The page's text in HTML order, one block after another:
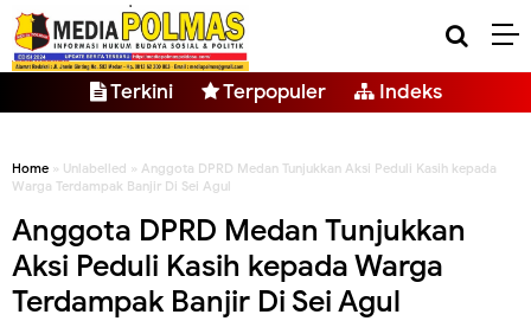
Terkini Terpopuler Indeks
Home » Unlabelled » Anggota DPRD Medan Tunjukkan Aksi Peduli Kasih kepada
Warga Terdampak Banjir Di Sei Agul
Anggota DPRD Medan Tunjukkan
Aksi Peduli Kasih kepada Warga
Terdampak Banjir Di Sei Agul